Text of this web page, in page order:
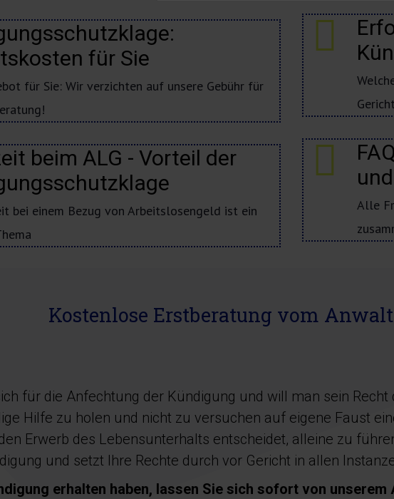
für Sie
für Sie: Wir verzichten auf unsere Gebühr für
beim ALG - Vorteil der
bei einem Bezug von Arbeitslosengeld ist ein
Alle
Kostenlose Erstberatung vom
für die Anfechtung der Kündigung und will man sein
Hilfe zu holen und nicht zu versuchen auf eigene Faust
Erwerb des Lebensunterhalts entscheidet, alleine zu
und setzt Ihre Rechte durch vor Gericht in allen
erhalten haben, lassen Sie sich sofort von